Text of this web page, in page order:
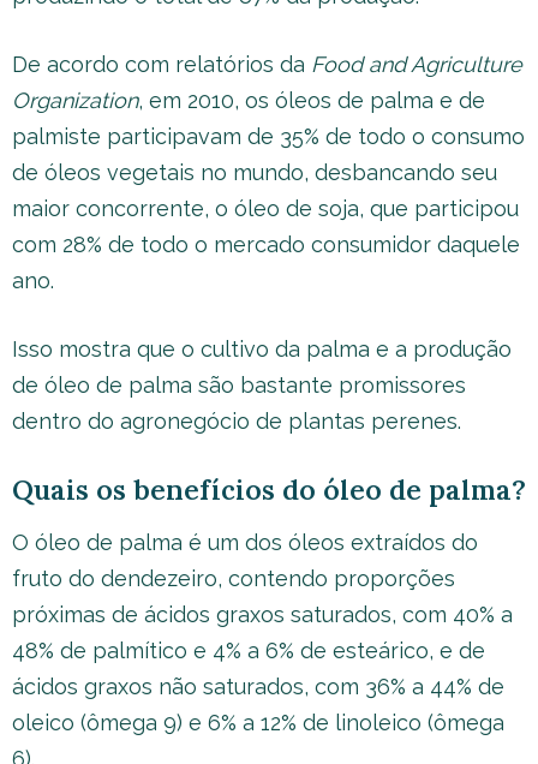
De acordo com relatórios da Food and Agriculture
Organization, em 2010, os óleos de palma e de
palmiste participavam de 35% de todo o consumo
de óleos vegetais no mundo, desbancando seu
maior concorrente, o óleo de soja, que participou
com 28% de todo o mercado consumidor daquele
ano.
Isso mostra que o cultivo da palma e a produção
de óleo de palma são bastante promissores
dentro do agronegócio de plantas perenes.
Quais os benefícios do óleo de palma?
O óleo de palma é um dos óleos extraídos do
fruto do dendezeiro, contendo proporções
próximas de ácidos graxos saturados, com 40% a
48% de palmítico e 4% a 6% de esteárico, e de
ácidos graxos não saturados, com 36% a 44% de
oleico (ômega 9) e 6% a 12% de linoleico (ômega
6).